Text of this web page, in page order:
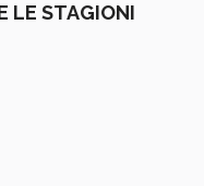
LE STAGIONI